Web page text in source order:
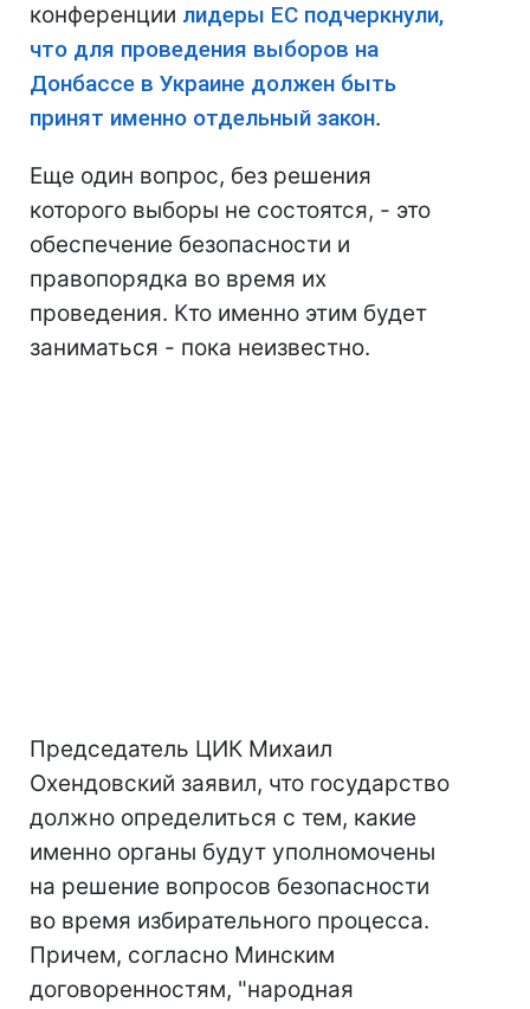
конференции лидеры ЕС подчеркнули,
что для проведения выборов на
Донбассе в Украине должен быть
принят именно отдельный закон.
Еще один вопрос, без решения
которого выборы не состоятся, - это
обеспечение безопасности и
правопорядка во время их
проведения. Кто именно этим будет
заниматься - пока неизвестно.
Председатель ЦИК Михаил
Охендовский заявил, что государство
должно определиться с тем, какие
именно органы будут уполномочены
на решение вопросов безопасности
во время избирательного процесса.
Причем, согласно Минским
договоренностям, "народная